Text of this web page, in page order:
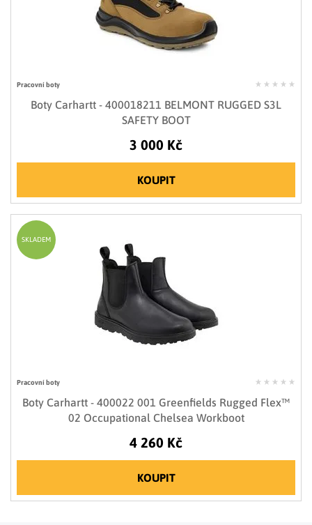
Pracovní boty
Boty Carhartt - 400018211 BELMONT RUGGED S3L
SAFETY BOOT
3 000 Kč
KOUPIT
Pracovní boty
Boty Carhartt - 400022 001 Greenfields Rugged Flex™
02 Occupational Chelsea Workboot
4 260 Kč
KOUPIT
SKLADEM